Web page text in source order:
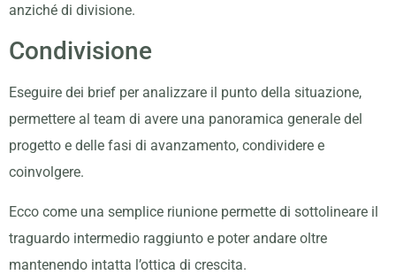
anziché di divisione.
Condivisione
Eseguire dei brief per analizzare il punto della situazione,
permettere al team di avere una panoramica generale del
progetto e delle fasi di avanzamento, condividere e
coinvolgere.
Ecco come una semplice riunione permette di sottolineare il
traguardo intermedio raggiunto e poter andare oltre
mantenendo intatta l’ottica di crescita.